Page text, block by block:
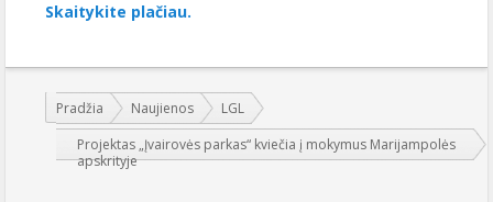
Skaitykite plačiau.
Jūs esate čia:
Pradžia Naujienos
LGL
Projektas „Įvairovės parkas“ kviečia į mokymus Marijampolės
apskrityje